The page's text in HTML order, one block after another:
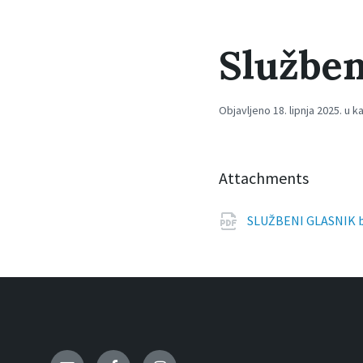
Objavljeno 18. lipnja 2025. u
Attachments
SLUŽBENI GLASNIK